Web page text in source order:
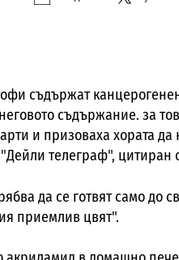
съдържат
съдържание. за
и призоваха хората
телеграф", цитиран
да се готвят само до
приемлив цвят".